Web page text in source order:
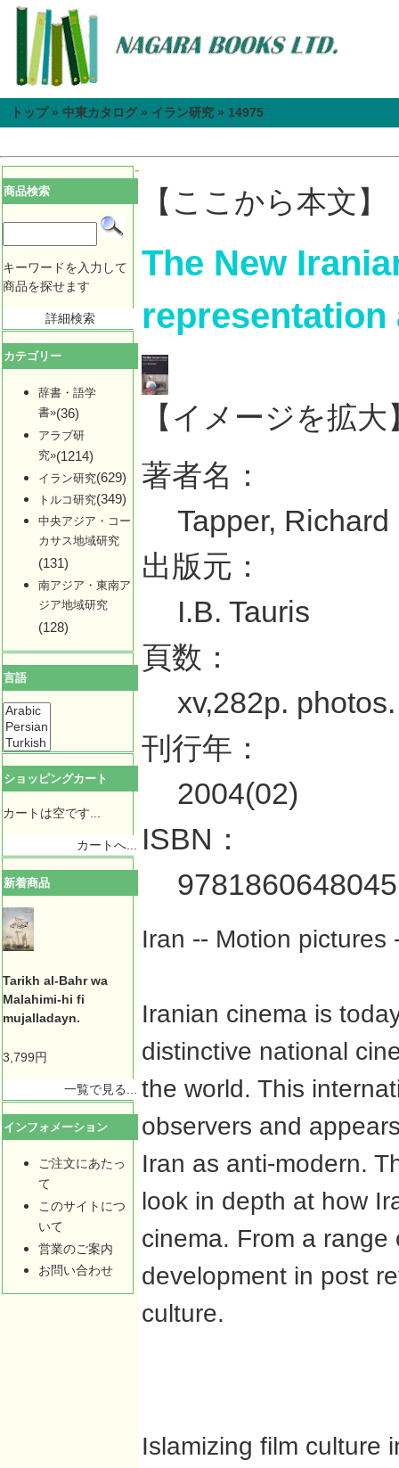
トップ» 中東カタログ» イラン研究 » 14975
商品検索
キーワードを入力して
商品を探せます
詳細検索
カテゴリー
辞書・語学
書»(36)
アラブ研
究»(1214)
イラン研究(629)
トルコ研究(349)
中央アジア・コー
カサス地域研究
(131)
南アジア・東南ア
ジア地域研究
(128)
言語
ショッピングカート
カートは空です...
カートへ...
新着商品
Tarikh al-Bahr wa
Malahimi-hi fi
mujalladayn.
3,799円
一覧で見る...
インフォメーション
ご注文にあたっ
て
このサイトにつ
いて
営業のご案内
お問い合わせ
【ここから本文】
The New
representation
【イメージを拡大
著者名：
Tapper, Richard
出版元：
I.B. Tauris
頁数：
xv,282p. photos.
刊行年：
2004(02)
ISBN：
9781860648045
Iran -- Motion pictures
Iranian cinema is
distinctive national
the world. This
observers and
Iran as anti-modern.
look in depth at how
cinema. From a
development in post
culture.
Islamizing film culture